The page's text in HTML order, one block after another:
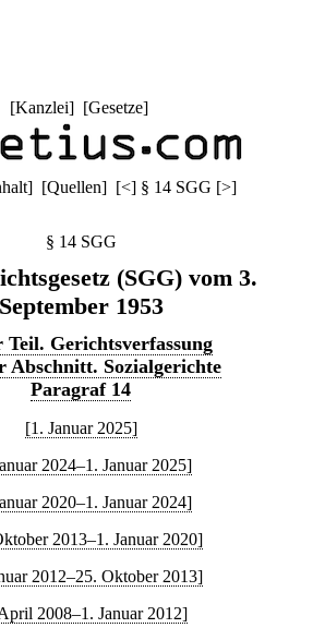
[Kanzlei] [Gesetze]
] [Quellen] [<] § 14 SGG [>]
§ 14 SGG
(SGG) vom 3.
September 1953
Teil. Gerichtsverfassung
Abschnitt. Sozialgerichte
Paragraf 14
[1. Januar 2025]
2024–1. Januar 2025]
2020–1. Januar 2024]
2013–1. Januar 2020]
2012–25. Oktober 2013]
2008–1. Januar 2012]